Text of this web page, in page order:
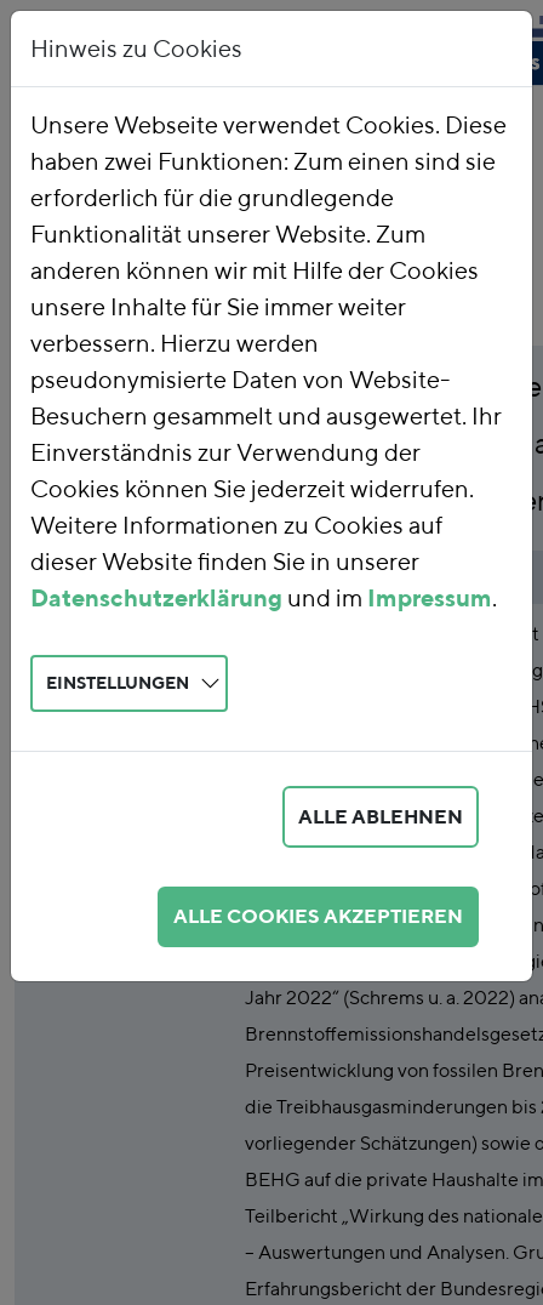
Startseite Publikationen
Titel
Evaluierung und
nationalen
ökonomischem
Publikationsart Studie
Der vorliegende
laufenden Vorhabens
nationalen Emissionshandels
Schwerpunkt“ fasst die
Ergebnisse und Berichte
Kapitel 1 werden in Kapitel 2 die
Analysen zur Wirkung des nEHS
„Wirkung des nationalen
Auswertungen und Analysen.
Erfahrungsbericht der
Jahr 2022“ (Schrems u. a. 2022)
Preisentwicklung von fossilen
die Treibhausgasminderungen
vorliegender Schätzungen) sowie
BEHG auf die private Haushalte
Teilbericht „Wirkung des
– Auswertungen und Analysen.
Erfahrungsbericht der
Hinweis zu Cookies
Unsere Webseite verwendet Cookies. Diese
haben zwei Funktionen: Zum einen sind sie
erforderlich für die grundlegende
Funktionalität unserer Website. Zum
anderen können wir mit Hilfe der Cookies
unsere Inhalte für Sie immer weiter
verbessern. Hierzu werden
pseudonymisierte Daten von Website-
Besuchern gesammelt und ausgewertet. Ihr
Einverständnis zur Verwendung der
Cookies können Sie jederzeit widerrufen.
Weitere Informationen zu Cookies auf
dieser Website finden Sie in unserer
Datenschutzerklärung und im Impressum.
EINSTELLUNGEN
ALLE ABLEHNEN
ALLE COOKIES AKZEPTIEREN